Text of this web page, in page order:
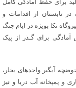
برای حفظ آمادگی کامل
تابستان از اقدامات و
تعمیراتی در نیروگاه نکا بویژه در ایام جنگ
برای گـذر از پیک
آبگیر واحدهای بخار،
و پمپخانه آب دریا و نیز